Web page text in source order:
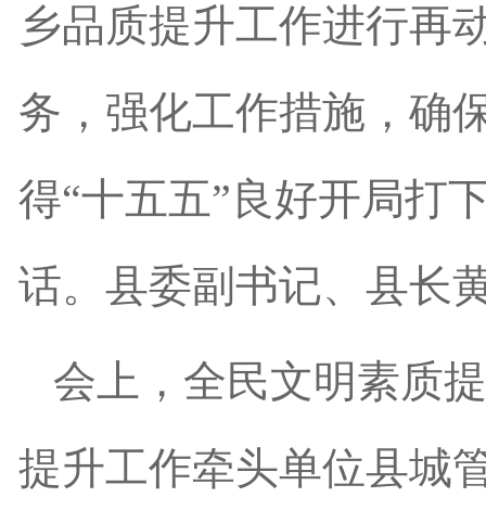
乡品质提升工作进行再
务，强化工作措施，确
得“十五五”良好开局打
话。县委副书记、县长
会上，全民文明素质
提升工作牵头单位县城